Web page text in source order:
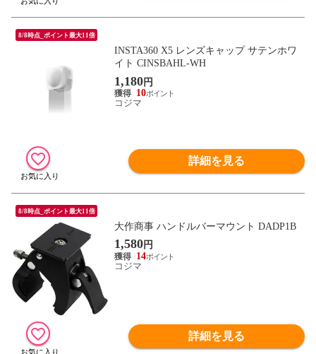
8/8時点_ポイント最大11倍
INSTA360 X5 レンズキャップ サテンホワ
イト CINSBAHL-WH
1,180円
10
コジマ
詳細を見る
8/8時点_ポイント最大11倍
大作商事 ハンドルバーマウント DADP1B
1,580円
14
コジマ
詳細を見る